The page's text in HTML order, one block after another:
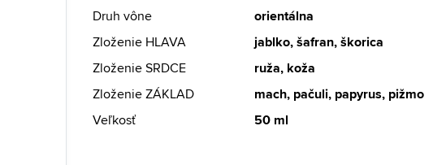
Druh vône
orientálna
Zloženie HLAVA
jablko, šafran, škorica
Zloženie SRDCE
ruža, koža
Zloženie ZÁKLAD
mach, pačuli, papyrus, pižmo
Veľkosť
50 ml